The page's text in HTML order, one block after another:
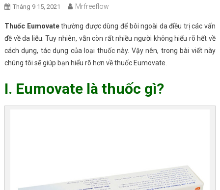
Tháng 9 15, 2021 Mrfreeflow
Thuốc Eumovatethường được dùng để bôi ngoài da điều trị các vấn
đề về da liễu. Tuy nhiên, vẫn còn rất nhiều người không hiểu rõ hết về
cách dụng, tác dụng của loại thuốc này. Vậy nên, trong bài viết này
chúng tôi sẽ giúp bạn hiểu rõ hơn về thuốc Eumovate.
I. Eumovate là thuốc gì?